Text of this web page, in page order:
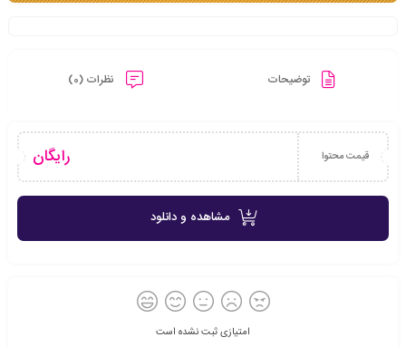
توضیحات نظرات (0)
قیمت محتوا رایگان
مشاهده و دانلود
امتیازی ثبت نشده است